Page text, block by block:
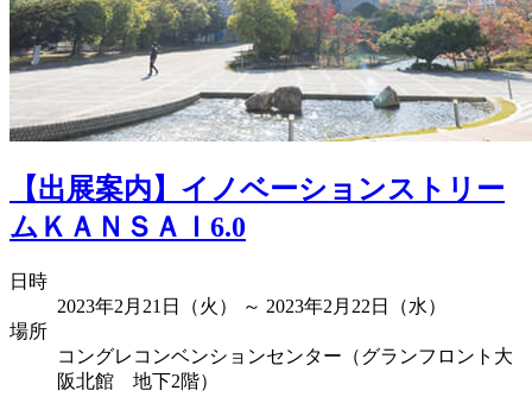
【出展案内】イノベーションストリー
ムＫＡＮＳＡＩ6.0
日時
2023年2月21日（火） ～ 2023年2月22日（水）
場所
コングレコンベンションセンター（グランフロント大
阪北館 地下2階）